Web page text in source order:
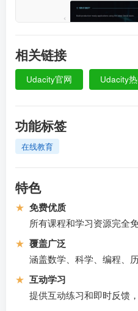
相关链接
Udacity官网 Udacity
功能标签
在线教育
特色
★ 免费优质
所有课程和学习资源完全
★ 覆盖广泛
涵盖数学、科学、编程、
★ 互动学习
提供互动练习和即时反馈